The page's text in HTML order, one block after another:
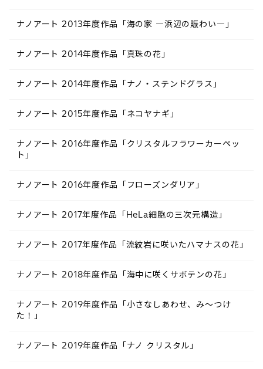
ナノアート 2013年度作品「海の家 ―浜辺の賑わい―」
ナノアート 2014年度作品「真珠の花」
ナノアート 2014年度作品「ナノ・ステンドグラス」
ナノアート 2015年度作品「ネコヤナギ」
ナノアート 2016年度作品「クリスタルフラワーカーペッ
ト」
ナノアート 2016年度作品「フローズンダリア」
ナノアート 2017年度作品「HeLa細胞の三次元構造」
ナノアート 2017年度作品「流紋岩に咲いたハマナスの花」
ナノアート 2018年度作品「海中に咲くサボテンの花」
ナノアート 2019年度作品「小さなしあわせ、み～つけ
た！」
ナノアート 2019年度作品「ナノ クリスタル」